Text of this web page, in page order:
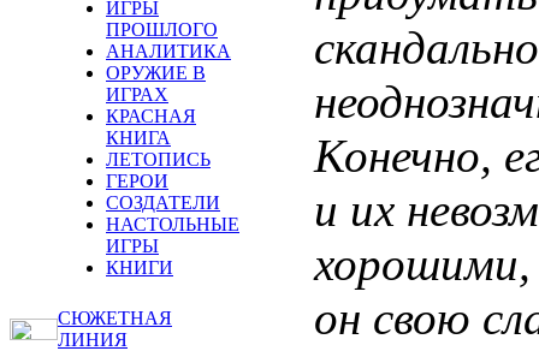
ИГРЫ
ПРОШЛОГО
АНАЛИТИКА
ОРУЖИЕ В
ИГРАХ
КРАСНАЯ
КНИГА
ЛЕТОПИСЬ
ГЕРОИ
СОЗДАТЕЛИ
НАСТОЛЬНЫЕ
ИГРЫ
КНИГИ
СЮЖЕТНАЯ
ЛИНИЯ
Конечно,
и их
хорошими,
он свою